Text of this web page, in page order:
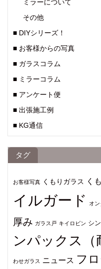
ミラーについて
その他
■ DIYシリーズ！
■ お客様からの写真
■ ガラスコラム
■ ミラーコラム
■ アンケート便
■ 出張施工例
■ KG通信
タグ
お客様写真 くもりガラス く
イルガード
オ
厚み ガラス戸 キイロビン シ
ンパックス（
わせガラス ニュース フ